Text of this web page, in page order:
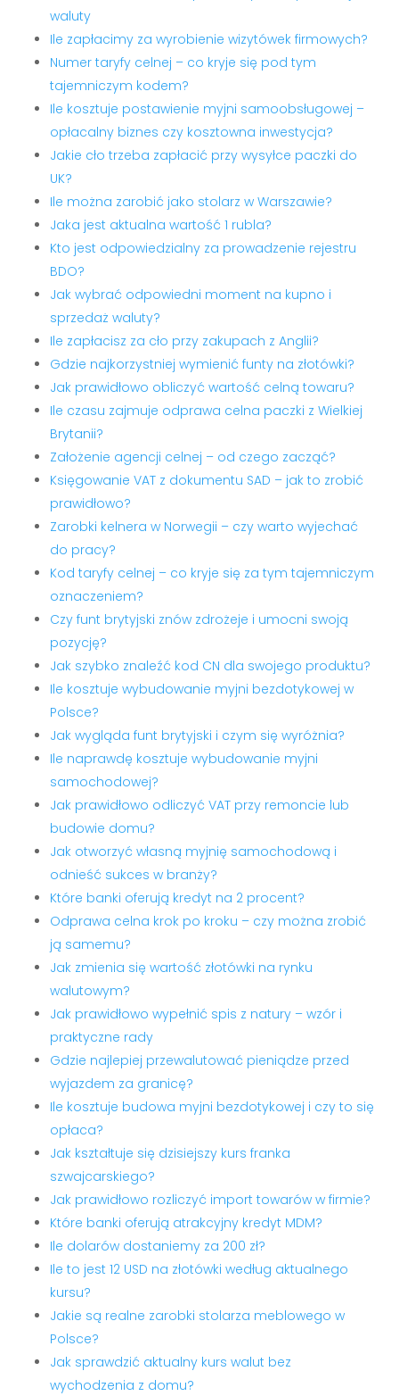
waluty
Ile zapłacimy za wyrobienie wizytówek firmowych?
Numer taryfy celnej – co kryje się pod tym
tajemniczym kodem?
Ile kosztuje postawienie myjni samoobsługowej –
opłacalny biznes czy kosztowna inwestycja?
Jakie cło trzeba zapłacić przy wysyłce paczki do
UK?
Ile można zarobić jako stolarz w Warszawie?
Jaka jest aktualna wartość 1 rubla?
Kto jest odpowiedzialny za prowadzenie rejestru
BDO?
Jak wybrać odpowiedni moment na kupno i
sprzedaż waluty?
Ile zapłacisz za cło przy zakupach z Anglii?
Gdzie najkorzystniej wymienić funty na złotówki?
Jak prawidłowo obliczyć wartość celną towaru?
Ile czasu zajmuje odprawa celna paczki z Wielkiej
Brytanii?
Założenie agencji celnej – od czego zacząć?
Księgowanie VAT z dokumentu SAD – jak to zrobić
prawidłowo?
Zarobki kelnera w Norwegii – czy warto wyjechać
do pracy?
Kod taryfy celnej – co kryje się za tym tajemniczym
oznaczeniem?
Czy funt brytyjski znów zdrożeje i umocni swoją
pozycję?
Jak szybko znaleźć kod CN dla swojego produktu?
Ile kosztuje wybudowanie myjni bezdotykowej w
Polsce?
Jak wygląda funt brytyjski i czym się wyróżnia?
Ile naprawdę kosztuje wybudowanie myjni
samochodowej?
Jak prawidłowo odliczyć VAT przy remoncie lub
budowie domu?
Jak otworzyć własną myjnię samochodową i
odnieść sukces w branży?
Które banki oferują kredyt na 2 procent?
Odprawa celna krok po kroku – czy można zrobić
ją samemu?
Jak zmienia się wartość złotówki na rynku
walutowym?
Jak prawidłowo wypełnić spis z natury – wzór i
praktyczne rady
Gdzie najlepiej przewalutować pieniądze przed
wyjazdem za granicę?
Ile kosztuje budowa myjni bezdotykowej i czy to się
opłaca?
Jak kształtuje się dzisiejszy kurs franka
szwajcarskiego?
Jak prawidłowo rozliczyć import towarów w firmie?
Które banki oferują atrakcyjny kredyt MDM?
Ile dolarów dostaniemy za 200 zł?
Ile to jest 12 USD na złotówki według aktualnego
kursu?
Jakie są realne zarobki stolarza meblowego w
Polsce?
Jak sprawdzić aktualny kurs walut bez
wychodzenia z domu?